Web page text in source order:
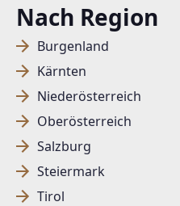
Nach Region
Burgenland
Kärnten
Niederösterreich
Oberösterreich
Salzburg
Steiermark
Tirol
SUCHAGENT
AKTUELLEN